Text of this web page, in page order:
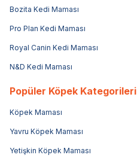
Bozita Kedi Maması
Pro Plan Kedi Maması
Royal Canin Kedi Maması
N&D Kedi Maması
Popüler Köpek Kategorileri
Köpek Maması
Yavru Köpek Maması
Yetişkin Köpek Maması